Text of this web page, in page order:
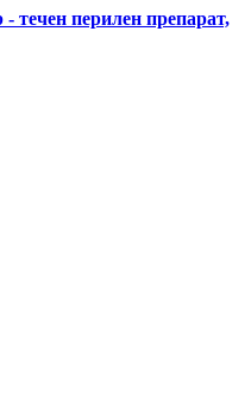
перилен препарат,